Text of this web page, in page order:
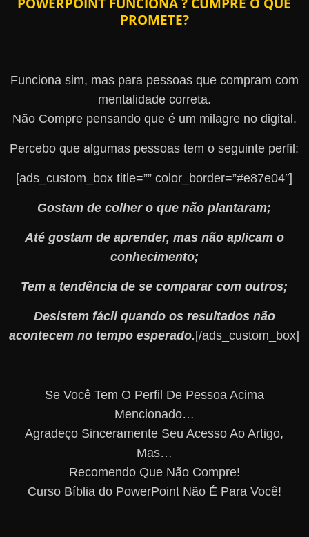
PROMETE?
Funciona sim, mas para pessoas que compram com
mentalidade correta.
Não Compre pensando que é um milagre no digital.
Percebo que algumas pessoas tem o seguinte perfil:
[ads_custom_box title=”” color_border=”#e87e04″]
Gostam de colher o que não plantaram;
Até gostam de aprender, mas não aplicam o
conhecimento;
Tem a tendência de se comparar com outros;
Desistem fácil quando os resultados não
acontecem no tempo esperado.[/ads_custom_box]
Se Você Tem O Perfil De Pessoa Acima
Mencionado…
Agradeço Sinceramente Seu Acesso Ao Artigo,
Mas…
Recomendo Que Não Compre!
Curso Bíblia do PowerPoint Não É Para Você!